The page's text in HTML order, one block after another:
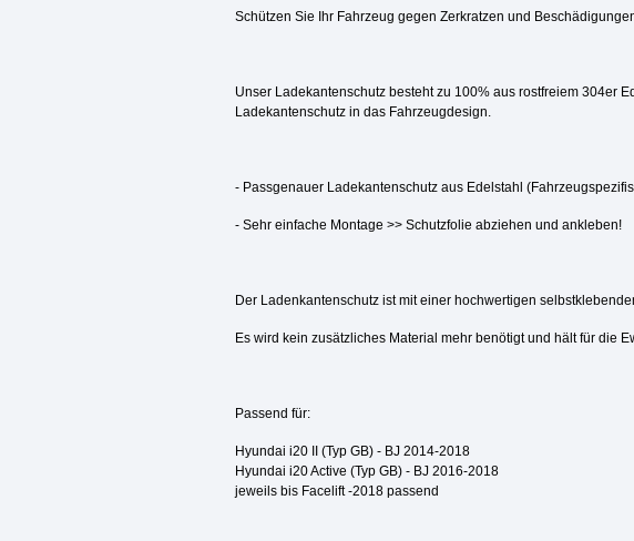
Schützen Sie Ihr Fahrzeug gegen Zerkratzen und
Unser Ladekantenschutz besteht zu 100% aus rostfreiem 304er
Ladekantenschutz in das Fahrzeugdesign.
- Passgenauer Ladekantenschutz aus Edelstahl
- Sehr einfache Montage >> Schutzfolie abziehen und ankleben!
Der Ladenkantenschutz ist mit einer hochwertigen
Es wird kein zusätzliches Material mehr benötigt und hält für die
Passend für:
Hyundai i20 II (Typ GB) - BJ 2014-2018
Hyundai i20 Active (Typ GB) - BJ 2016-2018
jeweils bis Facelift -2018 passend